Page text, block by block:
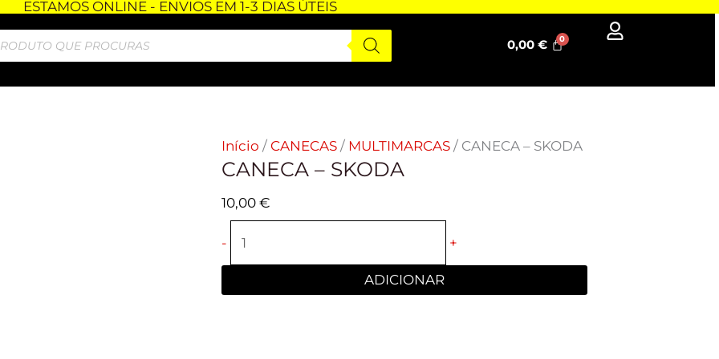
ESTAMOS ONLINE - ENVIOS EM 1-3 DIAS ÚTEIS
0,00€
Início / CANECAS / MULTIMARCAS / CANECA – SKODA
CANECA – SKODA
10,00€
-
Quantidade
de
+
ADICIONAR